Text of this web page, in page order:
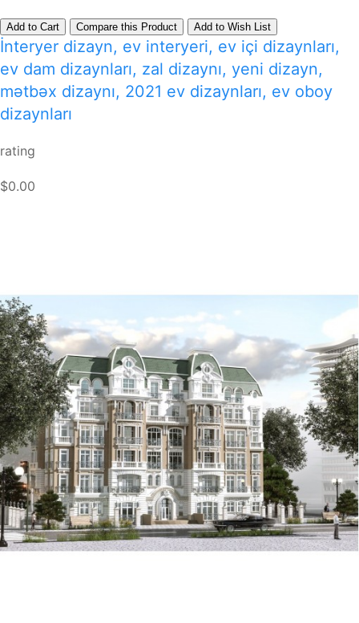
Add to Cart Compare this Product Add to Wish List
İnteryer dizayn, ev interyeri, ev içi dizaynları,
ev dam dizaynları, zal dizaynı, yeni dizayn,
mətbəx dizaynı, 2021 ev dizaynları, ev oboy
dizaynları
rating
$0.00